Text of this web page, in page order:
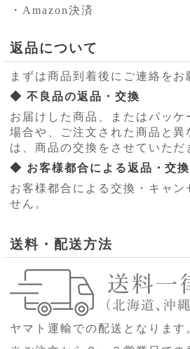
・Amazon決済
返品について
まずは商品到着後にご連絡をお
◆ 不良品の返品・交換
お届けした商品、またはパッケ
場合や、ご注文された商品と異
は、商品の交換をさせていただ
◆ お客様都合による返品・交換
お客様都合による交換・キャン
せん。
送料・配送方法
ヤマト運輸での配送となります